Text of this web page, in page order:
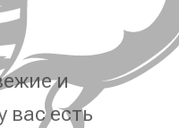
и
вас есть